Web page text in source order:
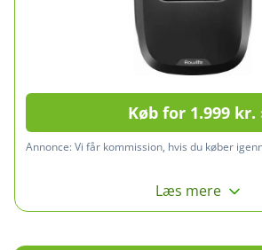
Køb for 1.999 kr.
Annonce:Vi får kommission, hvis du køber
Læs mere